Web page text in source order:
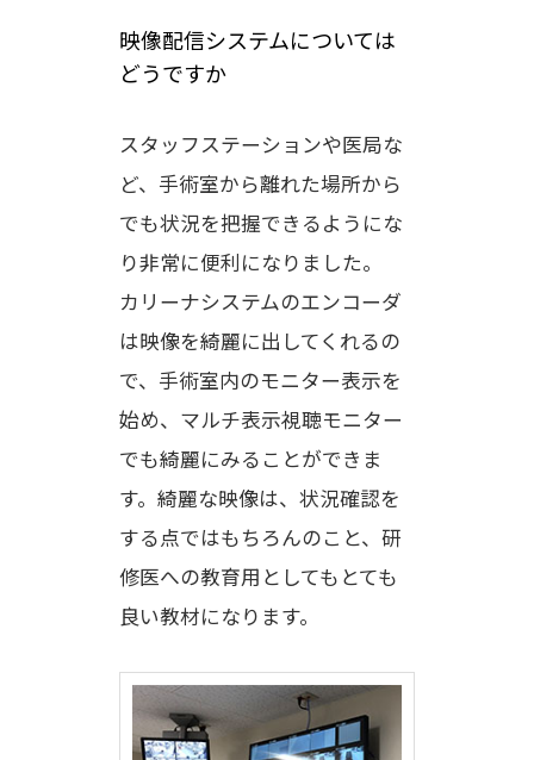
映像配信システムについては
どうですか
スタッフステーションや医局な
ど、手術室から離れた場所から
でも状況を把握できるようにな
り非常に便利になりました。
カリーナシステムのエンコーダ
は映像を綺麗に出してくれるの
で、手術室内のモニター表示を
始め、マルチ表示視聴モニター
でも綺麗にみることができま
す。綺麗な映像は、状況確認を
する点ではもちろんのこと、研
修医への教育用としてもとても
良い教材になります。